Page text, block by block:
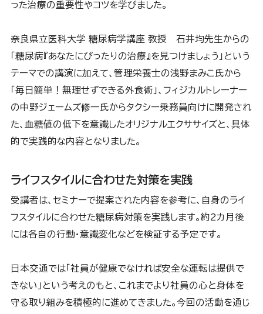
った治療の重要性やコツを学びました。
奈良県立医科大学 糖尿病学講座 教授 石井均先生からの
「糖尿病『あなたにぴったりの治療』を見つけましょう」という
テーマでの講演に加えて、管理栄養士の浅野まみこ氏から
「毎日簡単！無理せずできる外食術」、フィジカルトレーナー
の中野ジェームズ修一氏からタクシー乗務員向けに開発され
た、血糖値の低下を意識したオリジナルエクササイズと、具体
的で実践的な内容となりました。
ライフスタイルに合わせた対策を実践
受講者は、セミナーで提案された内容を参考に、自身のライ
フスタイルに合わせた糖尿病対策を実践します。約2カ月後
には各自の行動・意識変化などを検証する予定です。
日本交通では「社員が健康でなければ安全な運転は提供で
きない」という考えのもと、これまでより社員の心と身体を
守る取り組みを積極的に進めてきました。今回の活動を通じ